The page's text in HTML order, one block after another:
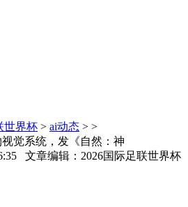
世界杯 > ai动态 > >
觉系统，发《自然：神
文章编辑：2026国际足联世界杯